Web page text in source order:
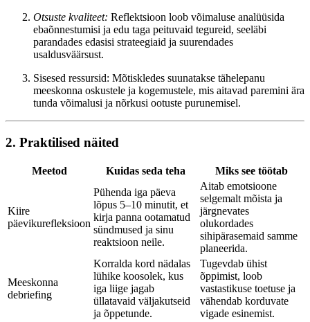
Otsuste kvaliteet: Reflektsioon loob võimaluse analüüsida
ebaõnnestumisi ja edu taga peituvaid tegureid, seeläbi
parandades edasisi strateegiaid ja suurendades
usaldusväärsust.
Sisesed ressursid: Mõtiskledes suunatakse tähelepanu
meeskonna oskustele ja kogemustele, mis aitavad paremini ära
tunda võimalusi ja nõrkusi ootuste purunemisel.
2. Praktilised näited
Meetod Kuidas seda teha Miks see töötab
Kiire
päevikurefleksioon
Pühenda iga päeva
lõpus 5–10 minutit, et
kirja panna ootamatud
sündmused ja sinu
reaktsioon neile.
Aitab emotsioone
selgemalt mõista ja
järgnevates
olukordades
sihipärasemaid samme
planeerida.
Meeskonna
debriefing
Korralda kord nädalas
lühike koosolek, kus
iga liige jagab
üllatavaid väljakutseid
ja õppetunde.
Tugevdab ühist
õppimist, loob
vastastikuse toetuse ja
vähendab korduvate
vigade esinemist.